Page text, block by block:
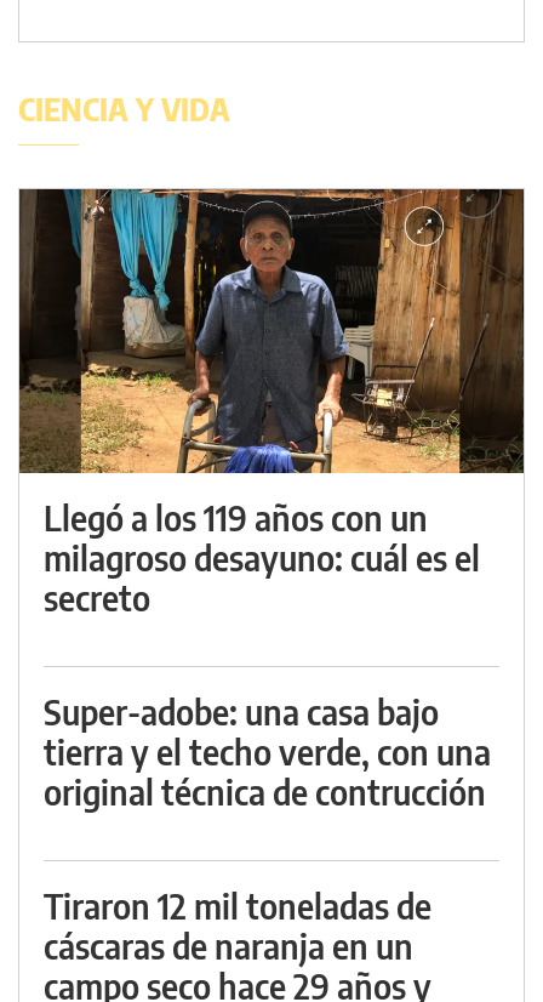
CIENCIA Y VIDA
Llegó a los 119 años con un
milagroso desayuno: cuál es el
secreto
Super-adobe: una casa bajo
tierra y el techo verde, con una
original técnica de contrucción
Tiraron 12 mil toneladas de
cáscaras de naranja en un
campo seco hace 29 años y